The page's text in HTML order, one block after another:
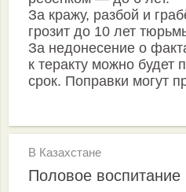
За кражу, разбой и
грозит до 10 лет
За недонесение о
к теракту можно будет
срок. Поправки могут
В Казахстане
Половое воспитание